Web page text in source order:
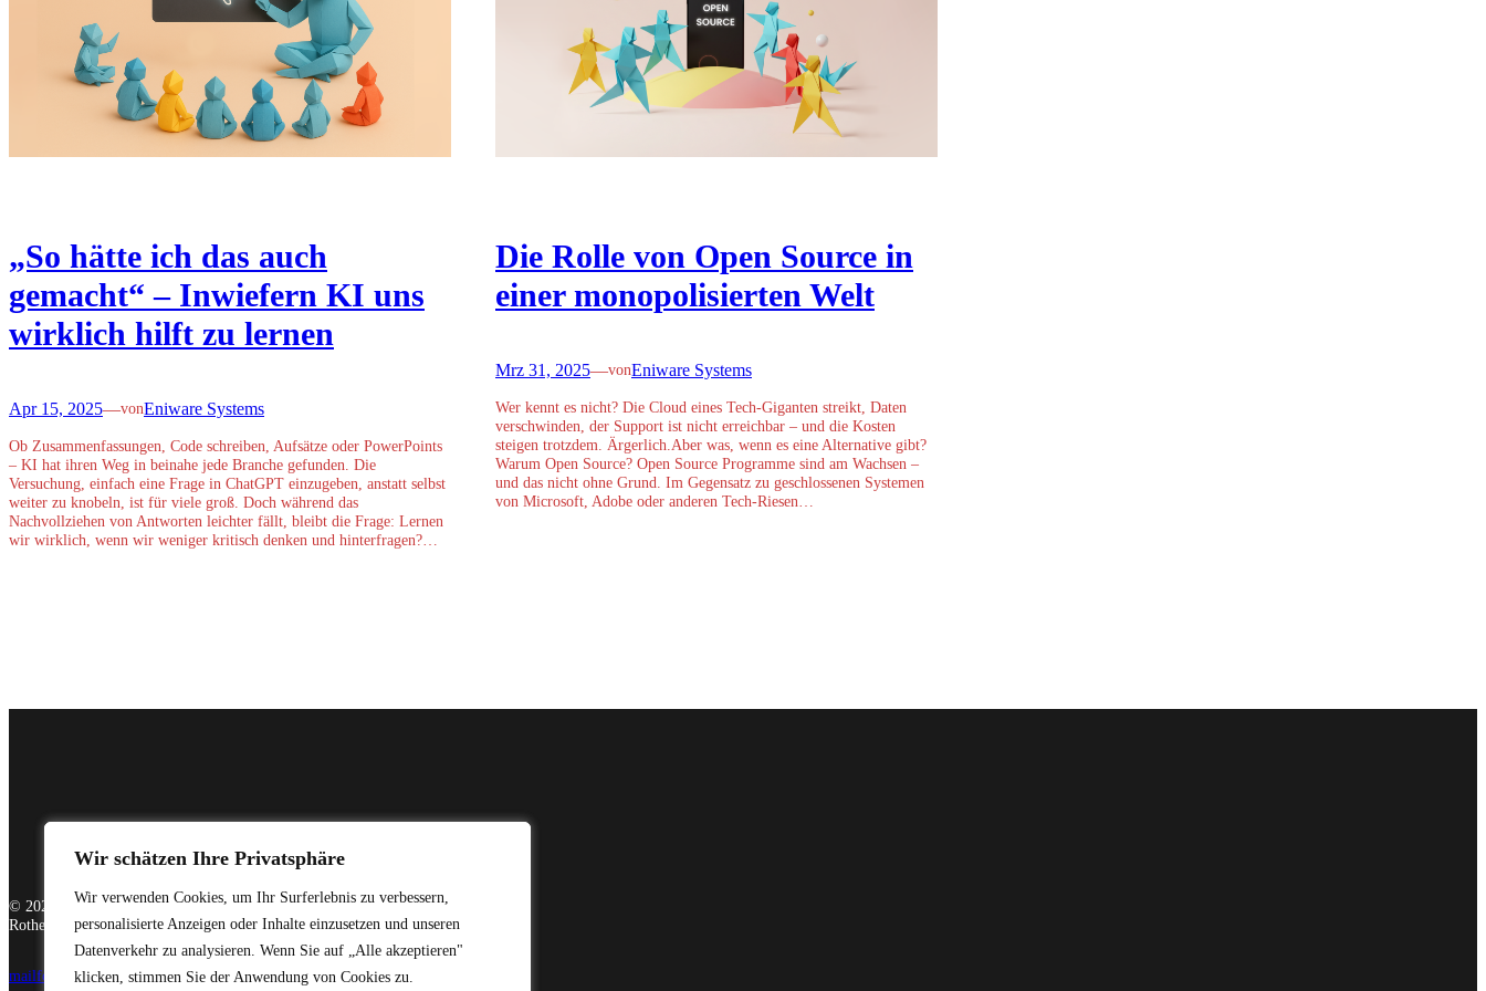
Wir schätzen Ihre Privatsphäre
Wir verwenden Cookies, um Ihr Surferlebnis zu verbessern,
personalisierte Anzeigen oder Inhalte einzusetzen und unseren
Datenverkehr zu analysieren. Wenn Sie auf „Alle akzeptieren"
klicken, stimmen Sie der Anwendung von Cookies zu.
Wir schätzen Ihre Privatsphäre
Wir verwenden Cookies, um Ihr Surferlebnis zu verbessern,
personalisierte Anzeigen oder Inhalte einzusetzen und unseren
Datenverkehr zu analysieren. Wenn Sie auf „Alle akzeptieren"
klicken, stimmen Sie der Anwendung von Cookies zu.
„So hätte ich das auch
gemacht“ – Inwiefern KI uns
wirklich hilft zu lernen
Apr 15, 2025—vonEniware Systems
Ob Zusammenfassungen, Code schreiben, Aufsätze oder PowerPoints
– KI hat ihren Weg in beinahe jede Branche gefunden. Die
Versuchung, einfach eine Frage in ChatGPT einzugeben, anstatt selbst
weiter zu knobeln, ist für viele groß. Doch während das
Nachvollziehen von Antworten leichter fällt, bleibt die Frage: Lernen
wir wirklich, wenn wir weniger kritisch denken und hinterfragen?…
Die Rolle von Open Source in
einer monopolisierten Welt
Mrz 31, 2025—vonEniware Systems
Wer kennt es nicht? Die Cloud eines Tech-Giganten streikt, Daten
verschwinden, der Support ist nicht erreichbar – und die Kosten
steigen trotzdem. Ärgerlich.Aber was, wenn es eine Alternative gibt?
Warum Open Source? Open Source Programme sind am Wachsen –
und das nicht ohne Grund. Im Gegensatz zu geschlossenen Systemen
von Microsoft, Adobe oder anderen Tech-Riesen…
© 2021-heute Eniware Systems GmbH
Rothestraße 20, 22765 Hamburg
mailfon faximpressumdatenschutz